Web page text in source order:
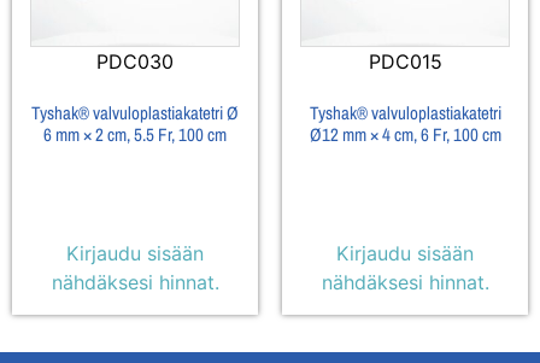
PDC030
Tyshak® valvuloplastiakatetri Ø
6 mm × 2 cm, 5.5 Fr, 100 cm
Kirjaudu sisään
nähdäksesi hinnat.
PDC015
Tyshak® valvuloplastiakatetri
Ø12 mm × 4 cm, 6 Fr, 100 cm
Kirjaudu sisään
nähdäksesi hinnat.